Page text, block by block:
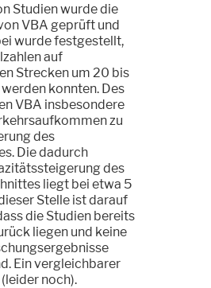
Studien wurde die
VBA geprüft und
wurde festgestellt,
auf
Strecken um 20 bis
konnten. Des
VBA insbesondere
zu
des
Die dadurch
des
liegt bei etwa 5
Stelle ist darauf
die Studien bereits
liegen und keine
Ein vergleichbarer
noch).